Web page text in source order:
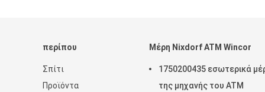
περίπου
Σπίτι
Προϊόντα
Μέρη Nixdorf ATM Wincor
1750200435 εσωτερικά
της μηχανής του ATM